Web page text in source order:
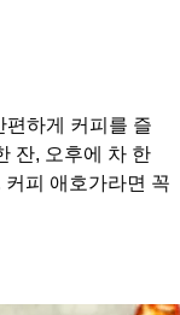
편하게 커피를 즐
잔, 오후에 차 한
피 애호가라면 꼭